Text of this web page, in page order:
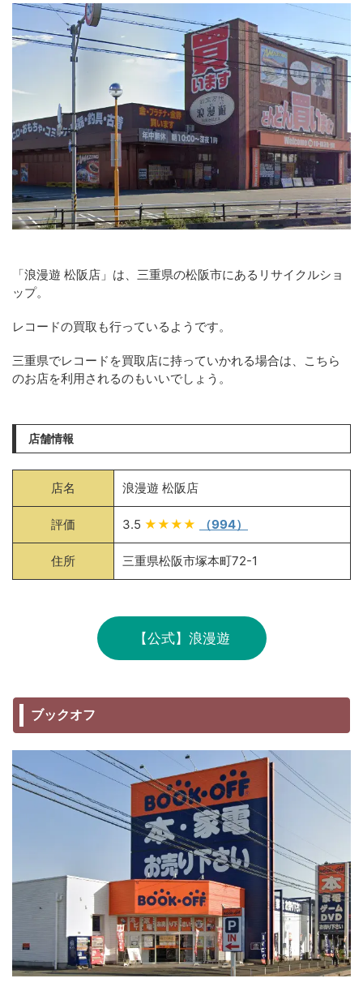
「浪漫遊 松阪店」は、三重県の松阪市にあるリサイクルショ
ップ。
レコードの買取も行っているようです。
三重県でレコードを買取店に持っていかれる場合は、こちら
のお店を利用されるのもいいでしょう。
店舗情報
店名 浪漫遊 松阪店
評価 3.5 ★★★★ （994）
住所 三重県松阪市塚本町72-1
【公式】浪漫遊
ブックオフ